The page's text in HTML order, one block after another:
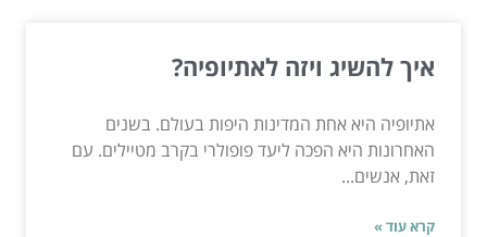
איך להשיג ויזה לאתיופיה?
אתיופיה היא אחת המדינות היפות בעולם. בשנים
האחרונות היא הפכה ליעד פופולרי בקרב מטיילים. עם
זאת, אנשים...
קרא עוד »